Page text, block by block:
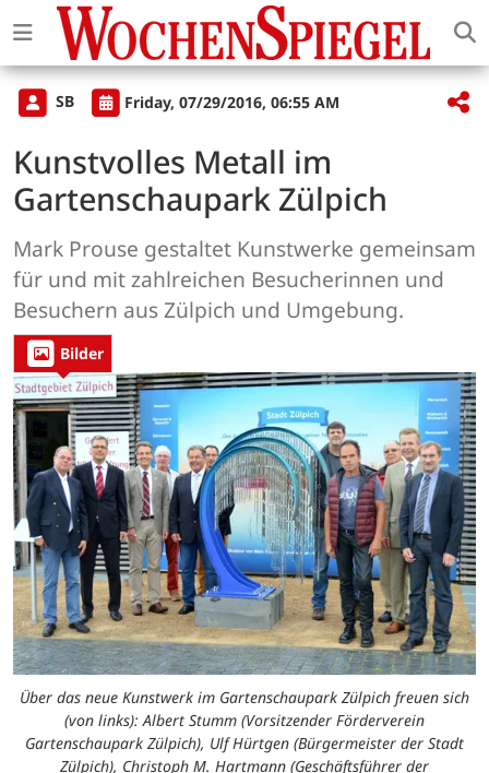
SB Friday, 07/29/2016, 06:55 AM
Kunstvolles Metall im
Gartenschaupark Zülpich
Mark Prouse gestaltet Kunstwerke gemeinsam
für und mit zahlreichen Besucherinnen und
Besuchern aus Zülpich und Umgebung.
Bilder
Über das neue Kunstwerk im Gartenschaupark Zülpich freuen sich
(von links): Albert Stumm (Vorsitzender Förderverein
Gartenschaupark Zülpich), Ulf Hürtgen (Bürgermeister der Stadt
Zülpich), Christoph M. Hartmann (Geschäftsführer der